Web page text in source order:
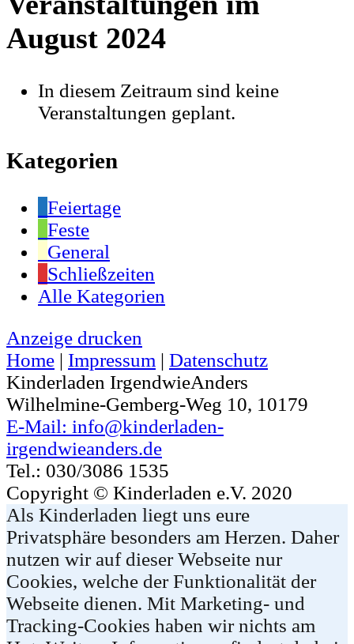
August 2024
In diesem Zeitraum sind keine
Veranstaltungen geplant.
Kategorien
Feiertage
Feste
General
Schließzeiten
Alle Kategorien
Anzeige drucken
Home | Impressum | Datenschutz
Kinderladen IrgendwieAnders
Wilhelmine-Gemberg-Weg 10, 10179
E-Mail: info@kinderladen-
irgendwieanders.de
Tel.: 030/3086 1535
Copyright © Kinderladen e.V. 2020
Als Kinderladen liegt uns eure
Privatsphäre besonders am Herzen. Daher
nutzen wir auf dieser Webseite nur
Cookies, welche der Funktionalität der
Webseite dienen. Mit Marketing- und
Tracking-Cookies haben wir nichts am